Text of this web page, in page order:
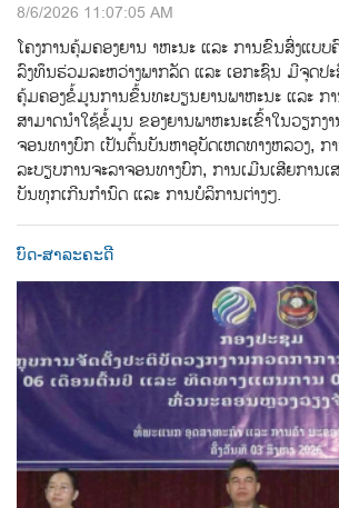
8/6/2026 11:07:05 AM
ໂຄງການຄຸ້ມຄອງຍານ າຫະນະ ແລະ ການຂົນສົ່ງແບບ
ລົງທຶນຮ່ວມລະຫວ່າງພາກລັດ ແລະ ເອກະຊົນ ມີຈຸດປະ
ຄຸ້ມຄອງຂ້ໍມູນການຂ້ຶນທະບຽນຍານພາຫະນະ ແລະ
ສາມາດນຳໃຊ້ຂໍ້ມູນ ຂອງຍານພາຫະນະເຂົ້າໃນວຽກງ
ຈອນທາງບົກ ເປັນຕົ້ນບັນຫາອຸບັດເຫດທາງຫລວງ,
ລະບຽບການຈະລາຈອນທາງບົກ, ການເມີນເສີຍການເ
ບັນທຸກເກີນກຳນົດ ແລະ ການບໍລິການຕ່າງໆ.
ບົດ-ສາລະຄະດີ